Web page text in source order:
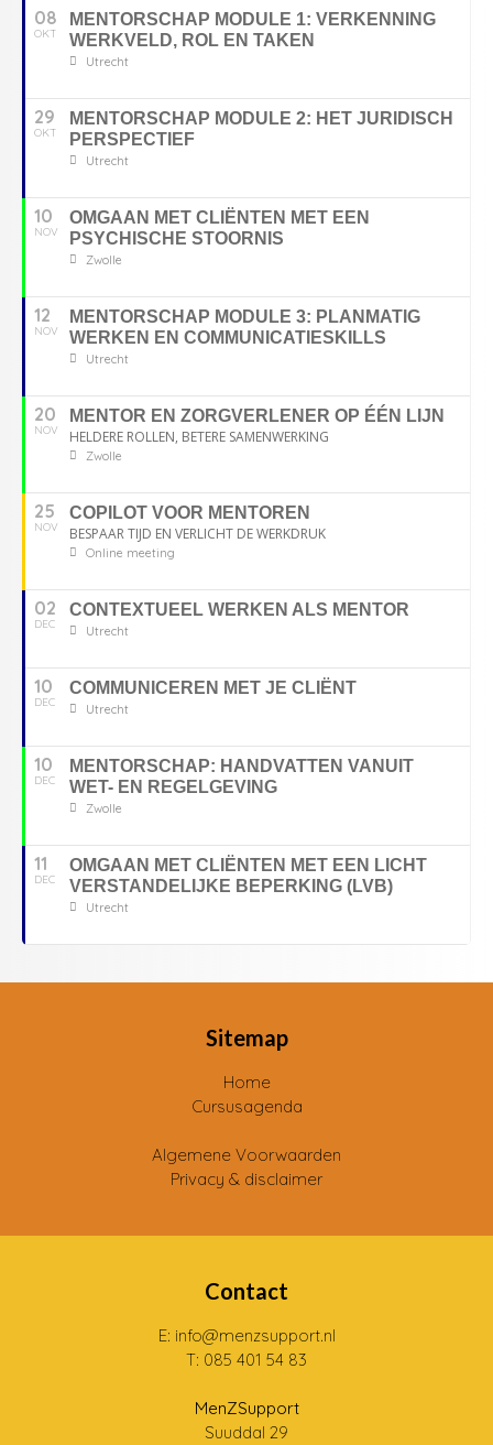
08
OKT
MENTORSCHAP MODULE 1: VERKENNING
WERKVELD, ROL EN TAKEN
Utrecht
29
OKT
MENTORSCHAP MODULE 2: HET JURIDISCH
PERSPECTIEF
Utrecht
10
NOV
OMGAAN MET CLIËNTEN MET EEN
PSYCHISCHE STOORNIS
Zwolle
12
NOV
MENTORSCHAP MODULE 3: PLANMATIG
WERKEN EN COMMUNICATIESKILLS
Utrecht
20
NOV
MENTOR EN ZORGVERLENER OP ÉÉN LIJN
HELDERE ROLLEN, BETERE SAMENWERKING
Zwolle
25
NOV
COPILOT VOOR MENTOREN
BESPAAR TIJD EN VERLICHT DE WERKDRUK
Online meeting
02
DEC
CONTEXTUEEL WERKEN ALS MENTOR
Utrecht
10
DEC
COMMUNICEREN MET JE CLIËNT
Utrecht
10
DEC
MENTORSCHAP: HANDVATTEN VANUIT
WET- EN REGELGEVING
Zwolle
11
DEC
OMGAAN MET CLIËNTEN MET EEN LICHT
VERSTANDELIJKE BEPERKING (LVB)
Utrecht
Sitemap
Home
Cursusagenda
Algemene Voorwaarden
Privacy & disclaimer
Contact
E: info@menzsupport.nl
T: 085 401 54 83
MenZSupport
Suuddal 29